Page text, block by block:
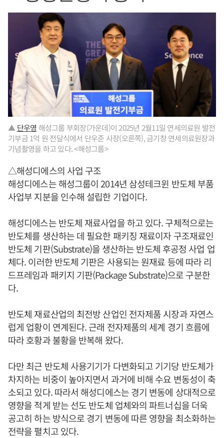
▲ 단우영 해성그룹 부회장(가운데)이 2025년 2월11일 연세의료원 발전
기부금 1억 원 전달식에서 단우준 사장(오른쪽), 금기창 연세의료원장과
기념촬영을 하고 있다. <해성그룹>
△해성디에스의 사업 구조
해성디에스는 해성그룹이 2014년 삼성테크윈 반도체 부품
사업부 지분을 인수해 설립한 기업이다.
해성디에스는 반도체 재료사업을 하고 있다. 구체적으로는
반도체를 생산하는 데 필요한 패키징 재료이자 구조재료인
반도체 기판(Substrate)을 생산하는 반도체 후공정 사업 업
체다. 이러한 반도체 기판은 사용되는 원재료 등에 따라 리
드프레임과 패키지 기판(Package Substrate)으로 구분한
다.
반도체 재료산업의 최전방 산업인 전자제품 시장과 자연스
럽게 업황이 연계된다. 근래 전자제품의 세계 경기 흐름에
따라 호황과 불황을 반복해 왔다.
다만 최근 반도체 사용기기가 다변화되고 기기당 반도체가
차지하는 비중이 높아지면서 과거에 비해 수요 변동성이 축
소되고 있다. 따라서 해성디에스는 경기 변동에 상대적으로
영향을 적게 받는 선도 반도체 업체와의 파트너십을 더욱
공고히 하는 방식으로 경기 변동에 따른 영향을 최소화하는
전략을 펼치고 있다.